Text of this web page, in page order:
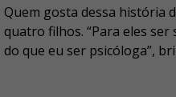
Quem gosta dessa história
quatro filhos. “Para eles
do que eu ser psicóloga”,